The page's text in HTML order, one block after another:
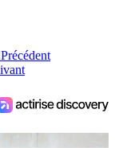
Précédent